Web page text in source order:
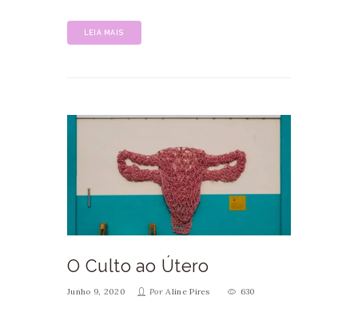
LEIA MAIS
O Culto ao Útero
Junho 9, 2020 PorAline Pires 630